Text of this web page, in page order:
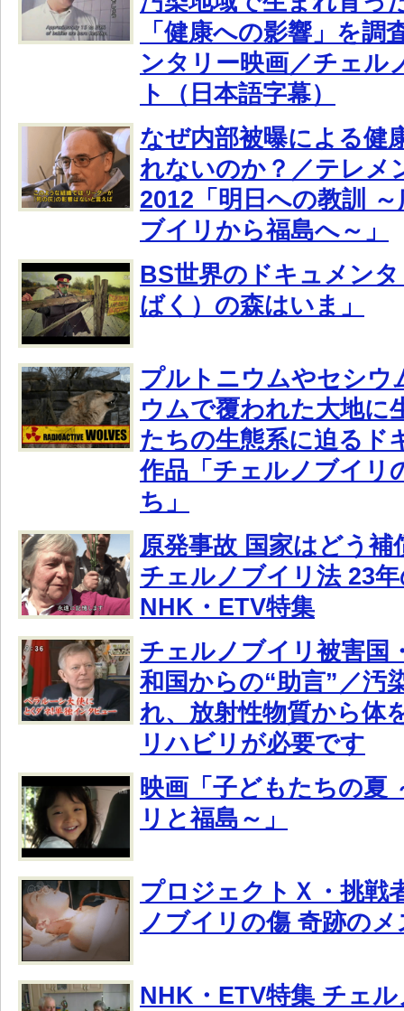
「健康への影響」を調
ンタリー映画／チェル
ト（日本語字幕）
なぜ内部被曝による健
れないのか？／テレメ
2012「明日への教訓
ブイリから福島へ～」
BS世界のドキュメン
ばく）の森はいま」
プルトニウムやセシウ
ウムで覆われた大地に
たちの生態系に迫るド
作品「チェルノブイリ
ち」
原発事故 国家はどう補
チェルノブイリ法 23
NHK・ETV特集
チェルノブイリ被害国
和国からの“助言”／汚
れ、放射性物質から体
リハビリが必要です
映画「子どもたちの夏
リと福島～」
プロジェクトＸ・挑戦
ノブイリの傷 奇跡のメ
NHK・ETV特集 チェ